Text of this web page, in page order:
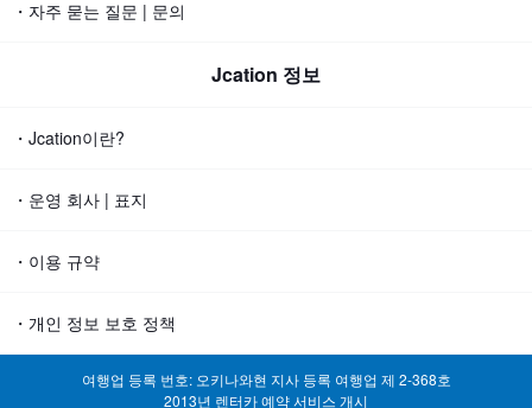
・자주 묻는 질문 | 문의
Jcation 정보
・Jcation이란?
・운영 회사 | 표지
・이용 규약
・개인 정보 보호 정책
여행업 등록 번호: 오키나와현 지사 등록 여행업 제 2-368호
2013년 렌터카 예약 서비스 개시